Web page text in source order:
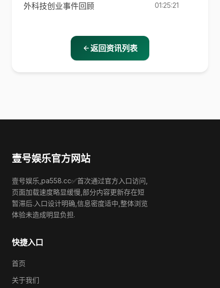
外科技创业事件回顾
01:25:21
返回资讯列表
壹号娱乐官方网站
壹号娱乐,pa558.cc✅首次通过官方入口访问,
页面加载速度略显缓慢,部分内容更新存在短
暂滞后.入口设计明确,信息密度适中,整体浏览
体验未造成明显负担.
快捷入口
首页
关于我们